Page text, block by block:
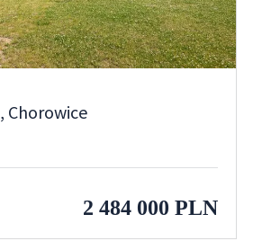
, Chorowice
2 484 000 PLN